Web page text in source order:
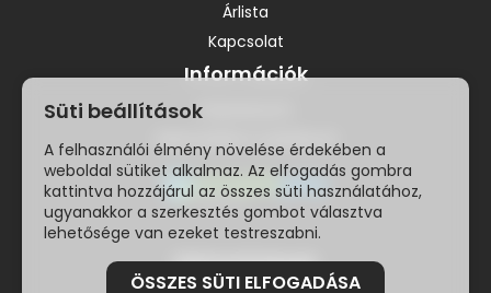
Árlista
Kapcsolat
Információk
Impresszum
Adatvédelmi szabályzat
Elérhetőségek
Süti beállítások
A felhasználói élmény növelése érdekében a
weboldal sütiket alkalmaz. Az elfogadás gombra
kattintva hozzájárul az összes süti használatához,
ugyanakkor a szerkesztés gombot választva
lehetősége van ezeket testreszabni.
ÖSSZES SÜTI ELFOGADÁSA